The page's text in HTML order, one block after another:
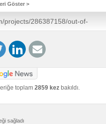
Göster >
projects/286387158/out-of-
kindle-fire
toplam 2859 kez bakıldı.
sağladı